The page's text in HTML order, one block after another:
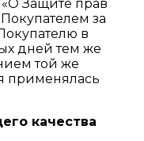
Защите прав
за
в
дней тем же
той же
применялась
качества